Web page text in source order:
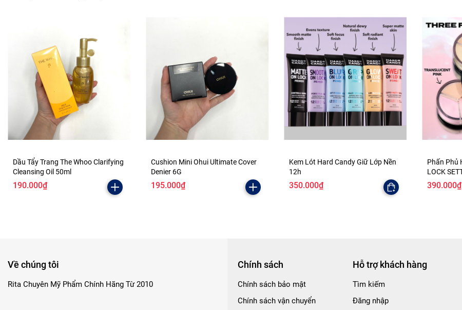
Dầu Tẩy Trang The Whoo Clarifying
Cleansing Oil 50ml
190.000₫
Cushion Mini Ohui Ultimate Cover
Denier 6G
195.000₫
Kem Lót Hard Candy Giữ Lớp Nền
12h
350.000₫
Phấn Phủ
LOCK
390.000₫
Về chúng tôi
Rita Chuyên Mỹ Phẩm Chính Hãng Từ 2010
Chính sách
Chính sách bảo mật
Chính sách vận chuyển
Hỗ trợ khách hàng
Tìm kiếm
Đăng nhập